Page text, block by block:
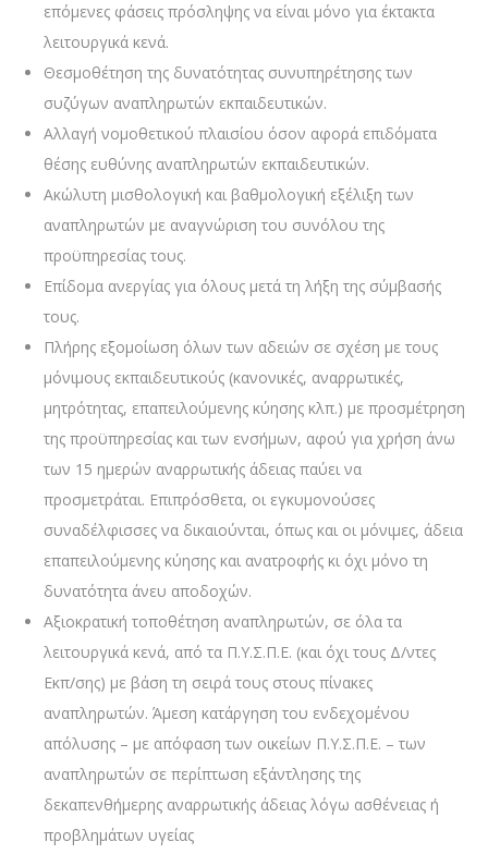
επόμενες φάσεις πρόσληψης να είναι μόνο για έκτακτα
λειτουργικά κενά.
Θεσμοθέτηση της δυνατότητας συνυπηρέτησης των
συζύγων αναπληρωτών εκπαιδευτικών.
Αλλαγή νομοθετικού πλαισίου όσον αφορά επιδόματα
θέσης ευθύνης αναπληρωτών εκπαιδευτικών.
Ακώλυτη μισθολογική και βαθμολογική εξέλιξη των
αναπληρωτών με αναγνώριση του συνόλου της
προϋπηρεσίας τους.
Επίδομα ανεργίας για όλους μετά τη λήξη της σύμβασής
τους.
Πλήρης εξομοίωση όλων των αδειών σε σχέση με τους
μόνιμους εκπαιδευτικούς (κανονικές, αναρρωτικές,
μητρότητας, επαπειλούμενης κύησης κλπ.) με προσμέτρηση
της προϋπηρεσίας και των ενσήμων, αφού για χρήση άνω
των 15 ημερών αναρρωτικής άδειας παύει να
προσμετράται. Επιπρόσθετα, οι εγκυμονούσες
συναδέλφισσες να δικαιούνται, όπως και οι μόνιμες, άδεια
επαπειλούμενης κύησης και ανατροφής κι όχι μόνο τη
δυνατότητα άνευ αποδοχών.
Αξιοκρατική τοποθέτηση αναπληρωτών, σε όλα τα
λειτουργικά κενά, από τα Π.Υ.Σ.Π.Ε. (και όχι τους Δ/ντες
Εκπ/σης) με βάση τη σειρά τους στους πίνακες
αναπληρωτών. Άμεση κατάργηση του ενδεχομένου
απόλυσης – με απόφαση των οικείων Π.Υ.Σ.Π.Ε. – των
αναπληρωτών σε περίπτωση εξάντλησης της
δεκαπενθήμερης αναρρωτικής άδειας λόγω ασθένειας ή
προβλημάτων υγείας